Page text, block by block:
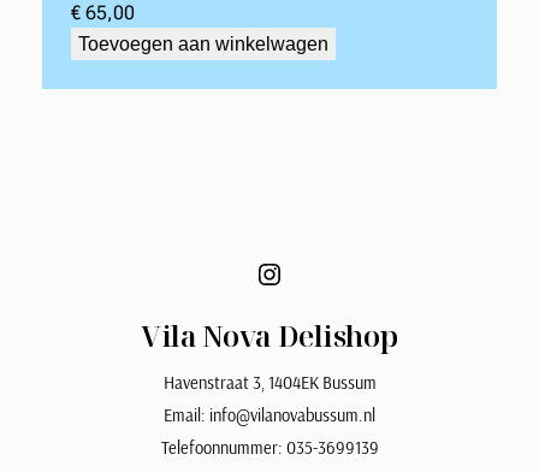
€65,00
Toevoegen aan winkelwagen
Instagram
Vila Nova Delishop
Havenstraat 3, 1404EK Bussum
Email: info@vilanovabussum.nl
Telefoonnummer: 035-3699139